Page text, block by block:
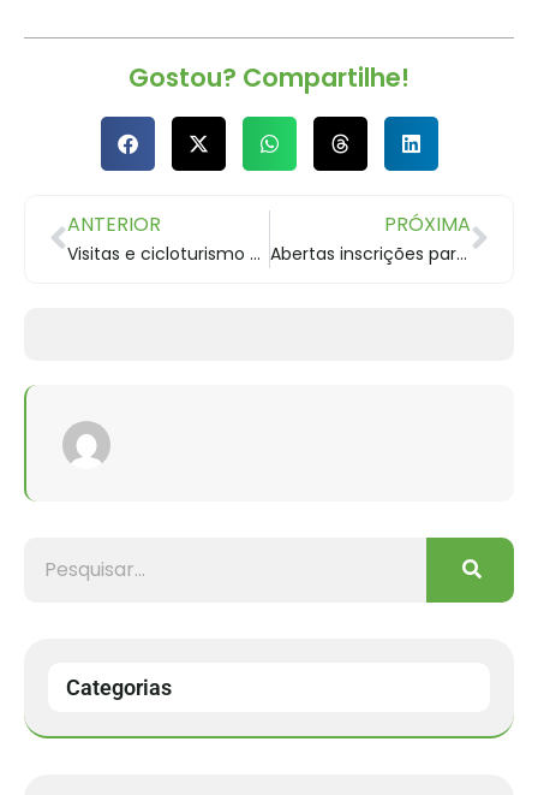
Gostou? Compartilhe!
ANTERIOR
Visitas e cicloturismo nos Mananciais da Serra
PRÓXIMA
Abertas inscrições para projeto de arte urbana do Detran
Categorias